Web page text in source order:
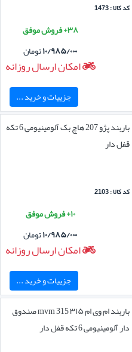
کد کالا : 1473
۳۸+ فروش موفق
۱۰/۹۸۵/۰۰۰تومان
امکان ارسال روزانه
جزییات و خرید ...
باربند پژو 207 هاچ بک آلومینیومی 6 تکه
قفل دار
کد کالا : 2103
۱۰+ فروش موفق
۱۰/۹۸۵/۰۰۰تومان
امکان ارسال روزانه
جزییات و خرید ...
باربند ام وی ام ۳۱۵ mvm 315 صندوق
دار آلومینیومی 6 تکه قفل دار